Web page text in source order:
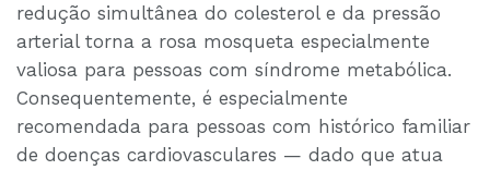
redução simultânea do colesterol e da pressão
arterial torna a rosa mosqueta especialmente
valiosa para pessoas com síndrome metabólica.
Consequentemente, é especialmente
recomendada para pessoas com histórico familiar
de doenças cardiovasculares — dado que atua